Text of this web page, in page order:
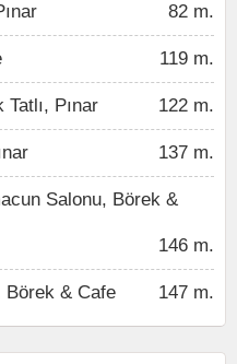
82 m.
119 m.
Pınar 122 m.
137 m.
Salonu, Börek &
146 m.
Börek & Cafe 147 m.